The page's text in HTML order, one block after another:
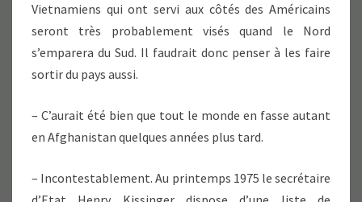
Vietnamiens qui ont servi aux côtés des Américains
seront très probablement visés quand le Nord
s’emparera du Sud. Il faudrait donc penser à les faire
sortir du pays aussi.
– C’aurait été bien que tout le monde en fasse autant
en Afghanistan quelques années plus tard.
– Incontestablement. Au printemps 1975 le secrétaire